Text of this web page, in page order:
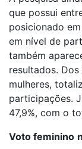
que possui
posicionado
em nível de
também
resultados.
mulheres,
participações.
47,9%, com o
Voto feminino